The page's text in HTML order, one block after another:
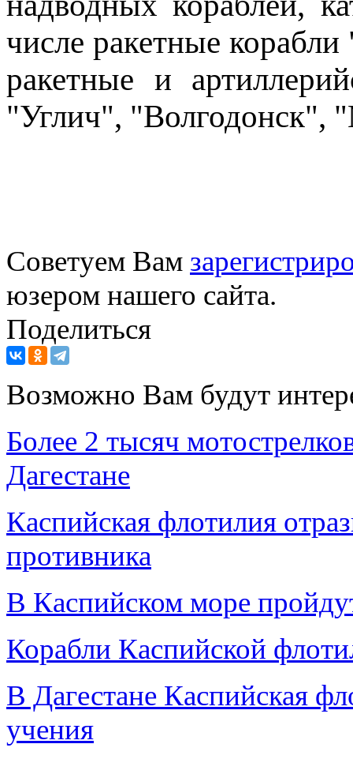
числе ракетные
ракетные и
"Углич", "Волгодонск",
Советуем Вам
юзером нашего сайта.
Поделиться
Возможно Вам будут
Более 2 тысяч
Дагестане
Каспийская флотилия
противника
В Каспийском море
Корабли Каспийской
В Дагестане Каспийская
учения